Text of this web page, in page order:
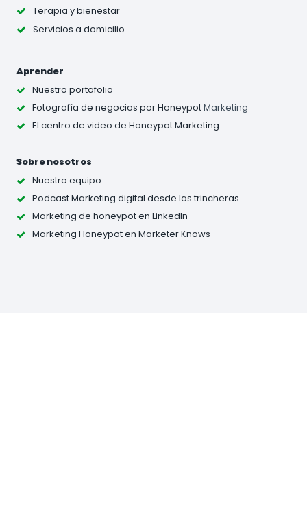
Terapia y bienestar
Servicios a domicilio
Aprender
Nuestro portafolio
Fotografía de negocios por HoneypotMarketing
El centro de video de Honeypot Marketing
Sobre nosotros
Nuestro equipo
Podcast Marketing digital desde las trincheras
Marketing de honeypot en LinkedIn
Marketing Honeypot en Marketer Knows